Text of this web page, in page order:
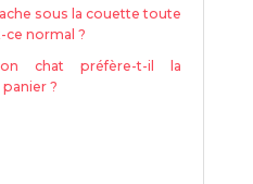
sous la couette toute
ce normal ?
chat préfère-t-il la
?